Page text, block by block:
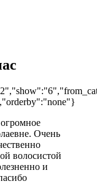
Очень
волосистой
и